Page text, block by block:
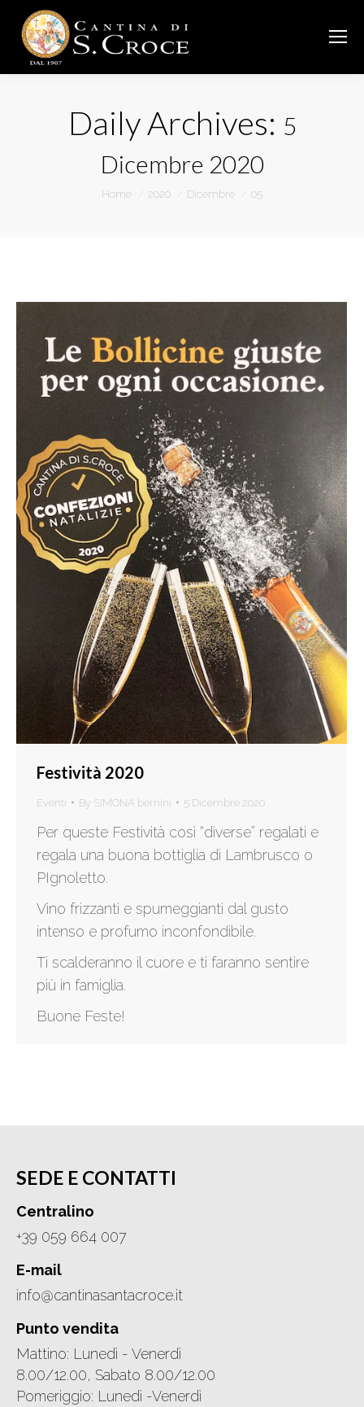
Daily Archives: 5
Dicembre 2020
You are here:
Home 2020 Dicembre 05
Festività 2020
Eventi By SIMONA bernini 5 Dicembre 2020
Per queste Festività così “diverse” regalati e
regala una buona bottiglia di Lambrusco o
PIgnoletto.
Vino frizzanti e spumeggianti dal gusto
intenso e profumo inconfondibile.
Ti scalderanno il cuore e ti faranno sentire
più in famiglia.
Buone Feste!
SEDE E CONTATTI
Centralino
+39 059 664 007
E-mail
info@cantinasantacroce.it
Punto vendita
Mattino: Lunedì - Venerdì
8.00/12.00, Sabato 8.00/12.00
Pomeriggio: Lunedì -Venerdì